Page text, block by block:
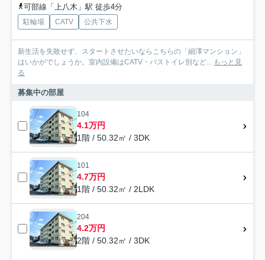
可部線「上八木」駅 徒歩4分
駐輪場 CATV 公共下水
新生活を失敗せず、スタートさせたいならこちらの「細澤マンション」
はいかがでしょうか。室内設備はCATV・バストイレ別など...
もっと見
る
募集中の部屋
104
4.1万円
1階 / 50.32㎡ / 3DK
101
4.7万円
1階 / 50.32㎡ / 2LDK
204
4.2万円
2階 / 50.32㎡ / 3DK